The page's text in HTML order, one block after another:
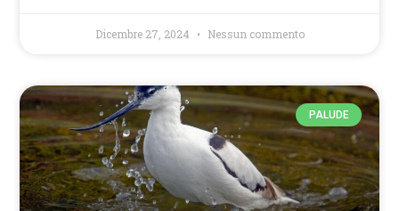
Dicembre 27, 2024 Nessun commento
PALUDE